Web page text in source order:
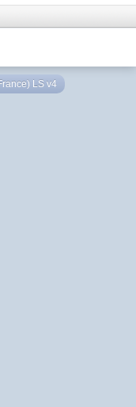
LS v4